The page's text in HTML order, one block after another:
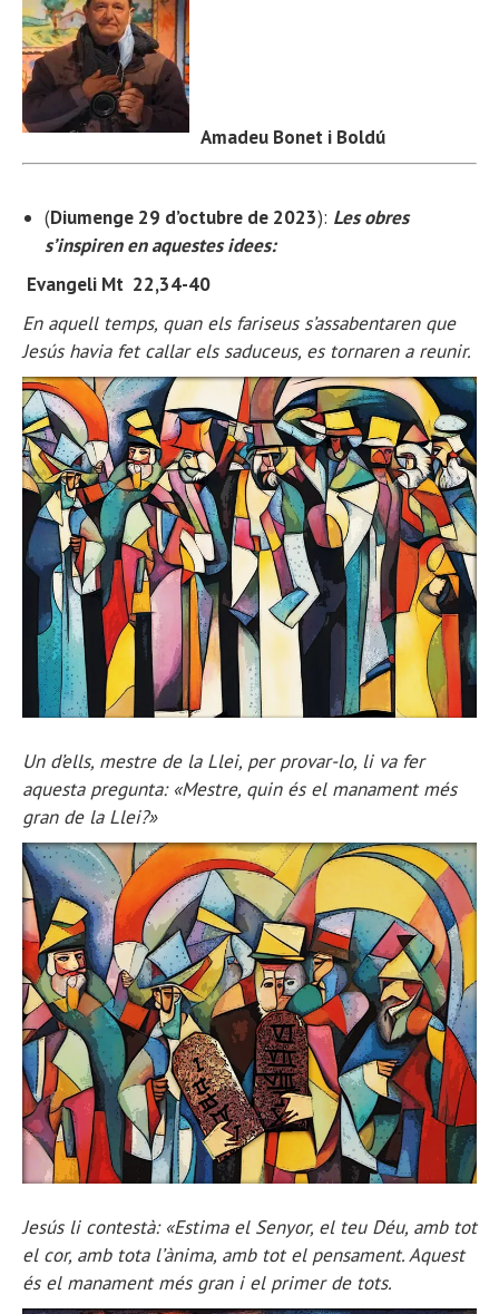
Amadeu Bonet i Boldú
(Diumenge 29 d’octubre de 2023): Les obres
s’inspiren en aquestes idees:
Evangeli Mt 22,34-40
En aquell temps, quan els fariseus s’assabentaren que
Jesús havia fet callar els saduceus, es tornaren a reunir.
Un d’ells, mestre de la Llei, per provar-lo, li va fer
aquesta pregunta: «Mestre, quin és el manament més
gran de la Llei?»
Jesús li contestà: «Estima el Senyor, el teu Déu, amb tot
el cor, amb tota l’ànima, amb tot el pensament. Aquest
és el manament més gran i el primer de tots.